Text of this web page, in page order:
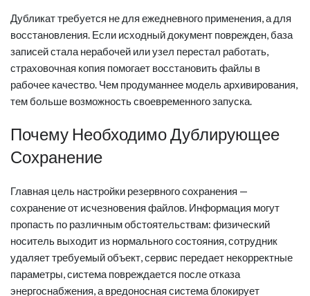
Дубликат требуется не для ежедневного применения, а для
восстановления. Если исходный документ поврежден, база
записей стала нерабочей или узел перестал работать,
страховочная копия помогает восстановить файлы в
рабочее качество. Чем продуманнее модель архивирования,
тем больше возможность своевременного запуска.
Почему Необходимо Дублирующее
Сохранение
Главная цель настройки резервного сохранения —
сохранение от исчезновения файлов. Информация могут
пропасть по различным обстоятельствам: физический
носитель выходит из нормального состояния, сотрудник
удаляет требуемый объект, сервис передает некорректные
параметры, система повреждается после отказа
энергоснабжения, а вредоносная система блокирует